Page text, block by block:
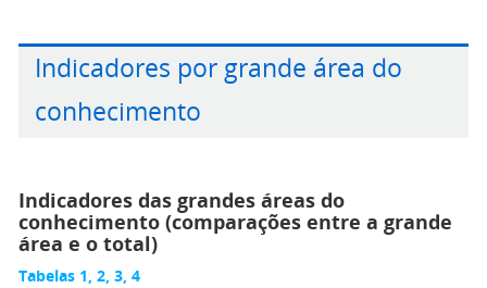
Indicadores por grande área do
conhecimento
Indicadores das grandes áreas do
conhecimento (comparações entre a grande
área e o total)
Tabelas 1, 2, 3, 4